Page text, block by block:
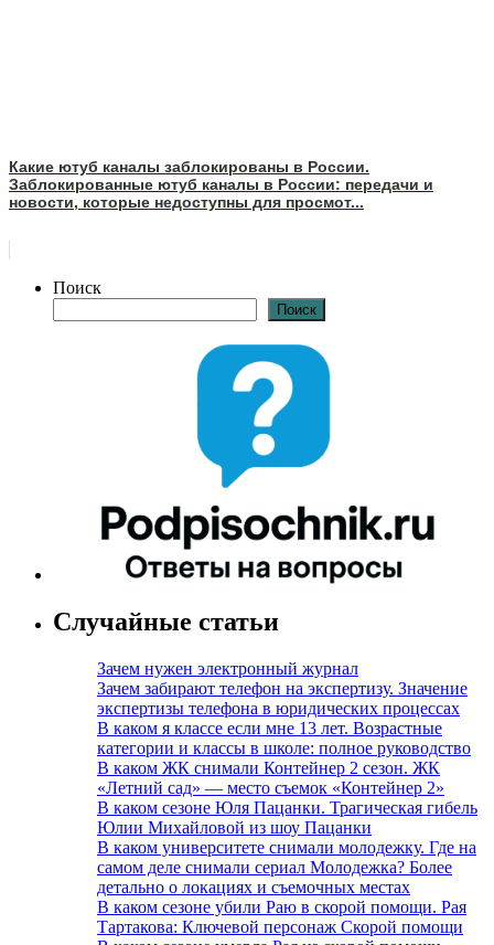
Какие ютуб каналы заблокированы в России.
Заблокированные ютуб каналы в России: передачи и
новости, которые недоступны для просмот...
Поиск
Поиск
Случайные статьи
Зачем нужен электронный журнал
Зачем забирают телефон на экспертизу. Значение
экспертизы телефона в юридических процессах
В каком я классе если мне 13 лет. Возрастные
категории и классы в школе: полное руководство
В каком ЖК снимали Контейнер 2 сезон. ЖК
«Летний сад» — место съемок «Контейнер 2»
В каком сезоне Юля Пацанки. Трагическая гибель
Юлии Михайловой из шоу Пацанки
В каком университете снимали молодежку. Где на
самом деле снимали сериал Молодежка? Более
детально о локациях и съемочных местах
В каком сезоне убили Раю в скорой помощи. Рая
Тартакова: Ключевой персонаж Скорой помощи